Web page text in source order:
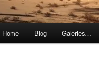
Home Blog Galeries…